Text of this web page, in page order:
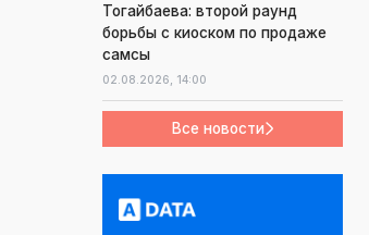
Тогайбаева: второй раунд
борьбы с киоском по продаже
самсы
02.08.2026, 14:00
Все новости